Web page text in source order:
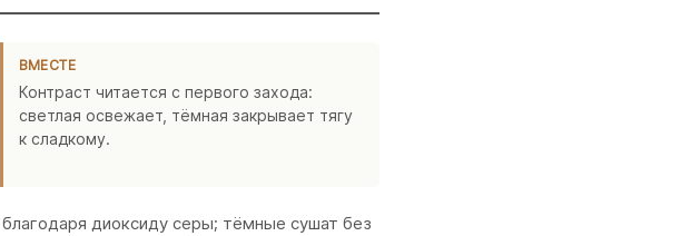
ВМЕСТЕ
Контраст читается с первого захода:
светлая освежает, тёмная закрывает тягу
к сладкому.
диоксиду серы; тёмные сушат без